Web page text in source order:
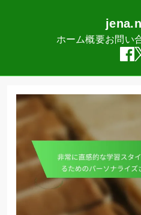
ホーム概要お問い
content